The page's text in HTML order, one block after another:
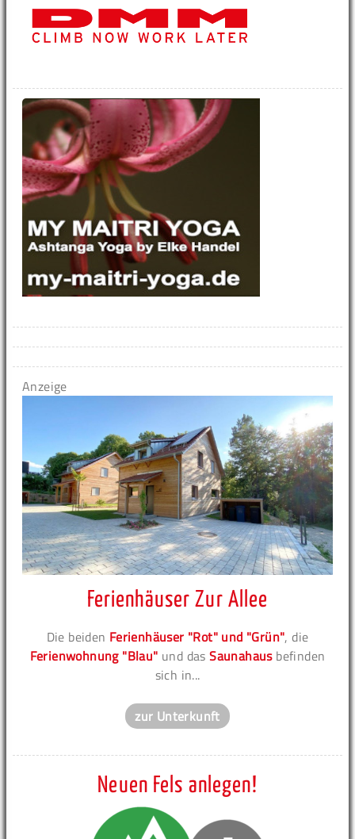
Anzeige
Ferienhäuser Zur Allee
Die beiden Ferienhäuser "Rot" und "Grün", die
Ferienwohnung "Blau" und dasSaunahausbefinden
sich in...
zur Unterkunft
Neuen Fels anlegen!